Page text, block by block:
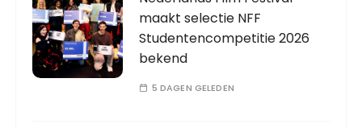
maakt selectie NFF
Studentencompetitie 2026
bekend
5 DAGEN GELEDEN